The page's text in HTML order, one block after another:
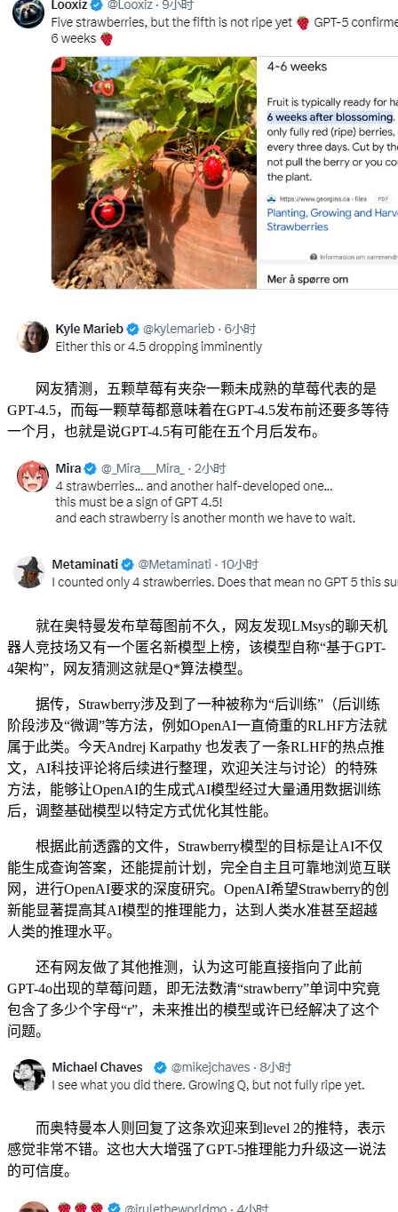
网友猜测，五颗草莓有夹杂一颗未成熟的草莓代表的是
GPT-4.5，而每一颗草莓都意味着在GPT-4.5发布前还要多等待
一个月，也就是说GPT-4.5有可能在五个月后发布。
就在奥特曼发布草莓图前不久，网友发现LMsys的聊天机
器人竞技场又有一个匿名新模型上榜，该模型自称“基于GPT-
4架构”，网友猜测这就是Q*算法模型。
据传，Strawberry涉及到了一种被称为“后训练”（后训练
阶段涉及“微调”等方法，例如OpenAI一直倚重的RLHF方法就
属于此类。今天Andrej Karpathy 也发表了一条RLHF的热点推
文，AI科技评论将后续进行整理，欢迎关注与讨论）的特殊
方法，能够让OpenAI的生成式AI模型经过大量通用数据训练
后，调整基础模型以特定方式优化其性能。
根据此前透露的文件，Strawberry模型的目标是让AI不仅
能生成查询答案，还能提前计划，完全自主且可靠地浏览互联
网，进行OpenAI要求的深度研究。OpenAI希望Strawberry的创
新能显著提高其AI模型的推理能力，达到人类水准甚至超越
人类的推理水平。
还有网友做了其他推测，认为这可能直接指向了此前
GPT-4o出现的草莓问题，即无法数清“strawberry”单词中究竟
包含了多少个字母“r”，未来推出的模型或许已经解决了这个
问题。
而奥特曼本人则回复了这条欢迎来到level 2的推特，表示
感觉非常不错。这也大大增强了GPT-5推理能力升级这一说法
的可信度。